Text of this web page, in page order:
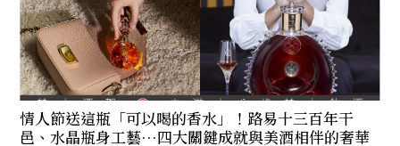
情人節送這瓶「可以喝的香水」！路易十三百年干
邑、水晶瓶身工藝…四大關鍵成就與美酒相伴的奢華